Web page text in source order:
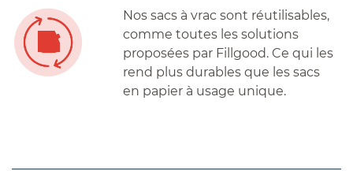
Nos sacs à vrac sont réutilisables,
comme toutes les solutions
proposées par Fillgood. Ce qui les
rend plus durables que les sacs
en papier à usage unique.